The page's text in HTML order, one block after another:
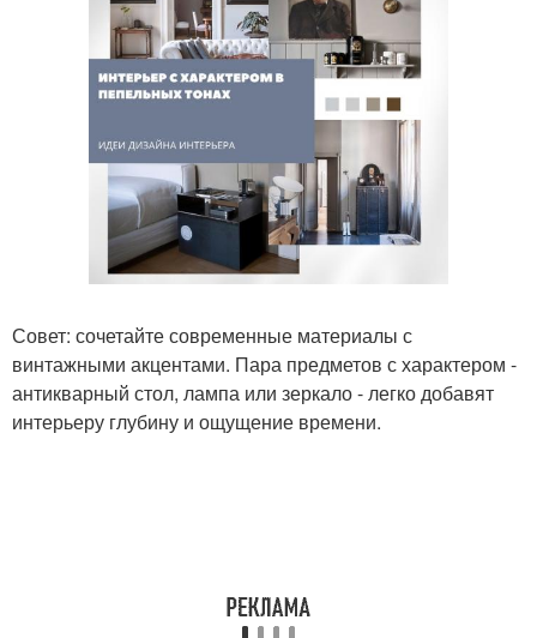
Совет: сочетайте современные материалы с
винтажными акцентами. Пара предметов с характером -
антикварный стол, лампа или зеркало - легко добавят
интерьеру глубину и ощущение времени.